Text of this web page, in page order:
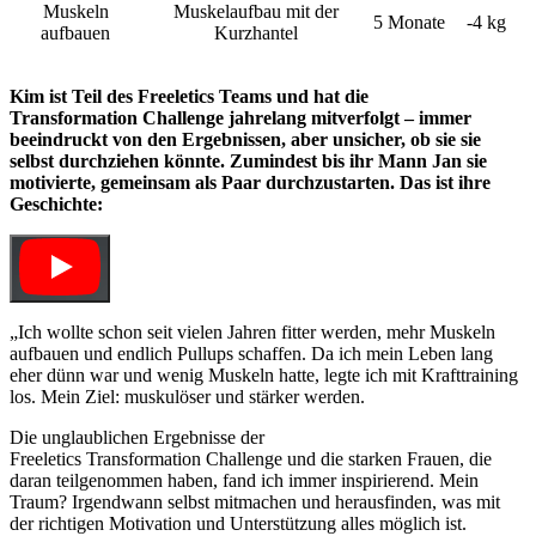
Muskeln
aufbauen
Muskelaufbau mit der
Kurzhantel
5 Monate -4 kg
Kim ist Teil des Freeletics Teams und hat die
Transformation Challenge jahrelang mitverfolgt – immer
beeindruckt von den Ergebnissen, aber unsicher, ob sie sie
selbst durchziehen könnte. Zumindest bis ihr Mann Jan sie
motivierte, gemeinsam als Paar durchzustarten. Das ist ihre
Geschichte:
„Ich wollte schon seit vielen Jahren fitter werden, mehr Muskeln
aufbauen und endlich Pullups schaffen. Da ich mein Leben lang
eher dünn war und wenig Muskeln hatte, legte ich mit Krafttraining
los. Mein Ziel: muskulöser und stärker werden.
Die unglaublichen Ergebnisse der
Freeletics Transformation Challenge und die starken Frauen, die
daran teilgenommen haben, fand ich immer inspirierend. Mein
Traum? Irgendwann selbst mitmachen und herausfinden, was mit
der richtigen Motivation und Unterstützung alles möglich ist.